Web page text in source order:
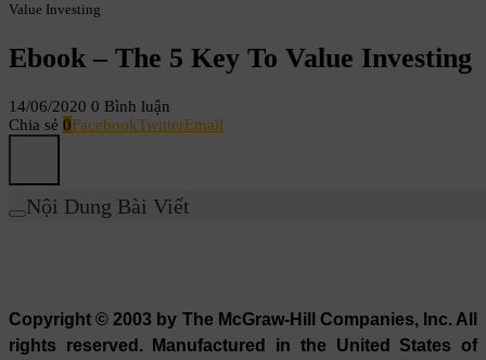
Value Investing
Ebook – The 5 Key To Value Investing
14/06/2020 0 Bình luận
Chia sẻ 0FacebookTwitterEmail
Nội Dung Bài Viết
Copyright © 2003 by The McGraw-Hill Companies, Inc. All
rights reserved. Manufactured in the United States of